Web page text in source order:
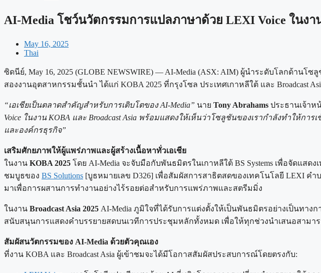
AI-Media โชว์นวัตกรรมการแปลภาษาด้วย LEXI Voice ในงา
May 16, 2025
Thai
ซิดนีย์, May 16, 2025 (GLOBE NEWSWIRE) — AI-Media (ASX: AIM) ผู้นำระดับโลกด้าน
สองงานอุตสาหกรรมชั้นนำ ได้แก่ KOBA 2025 ที่กรุงโซล ประเทศเกาหลีใต้ และ Broadcast
“เอเชียเป็นตลาดสำคัญสำหรับการเติบโตของ AI-Media” นาย Tony Abrahams ประธานเจ้าห
Voice ในงาน KOBA และ Broadcast Asia พร้อมแสดงให้เห็นว่าโซลูชันของเรากำลังทำให้
และองค์กรธุรกิจ”
เสริมศักยภาพให้ผู้แพร่ภาพและผู้สร้างเนื้อหาทั่วเอเชีย
ในงาน KOBA 2025 โดย AI-Media จะจับมือกับพันธมิตรในเกาหลีใต้ BS Systems เพื่อจัดแส
ชมบูธของ BS Solutions [บูธหมายเลข D326] เพื่อสัมผัสการสาธิตสดของเทคโนโลยี LEXI ค
มาเพื่อการผสานการทำงานอย่างไร้รอยต่อสำหรับการแพร่ภาพและสตรีมมิ่ง
ในงาน Broadcast Asia 2025 AI-Media ภูมิใจที่ได้รับการแต่งตั้งให้เป็นพันธมิตรอย่างเป็นทา
สนับสนุนการแสดงคำบรรยายสดบนเวทีการประชุมหลักทั้งหมด เพื่อให้ทุกช่วงนำเสนอสาม
สัมผัสนวัตกรรมของ AI-Media ด้วยตัวคุณเอง
ที่งาน KOBA และ Broadcast Asia ผู้เข้าชมจะได้มีโอกาสสัมผัสประสบการณ์โดยตรงกับ: